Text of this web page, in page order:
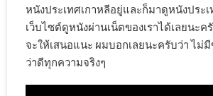
หนังประเทศเกาหลีอยู่และก็มาดูหนังประ
เว็บไซต์ดูหนังผ่านเน็ตของเราได้เลยนะค
จะให้เสนอแนะ ผมบอกเลยนะครับว่า ไม่มี
ว่าดีทุกความจริงๆ